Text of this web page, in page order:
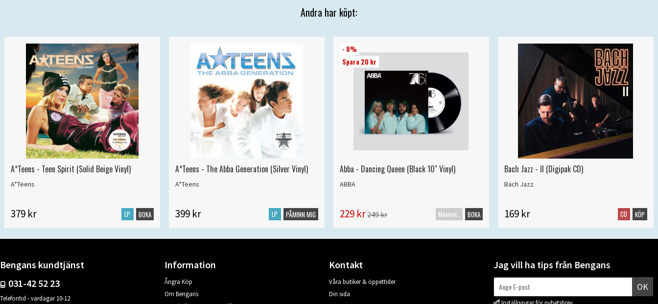
Andra har köpt:
A*Teens - Teen Spirit (Solid Beige Vinyl)
A*Teens
379 kr LP BOKA
A*Teens - The Abba Generation (Silver Vinyl)
A*Teens
399 kr LP PÅMINN MIG
- 8%
Spara 20 kr
Abba - Dancing Queen (Black 10" Vinyl)
ABBA
229 kr249 kr Maxisingel BOKA
Bach Jazz - II (Digipak CD)
Bach Jazz
169 kr CD KÖP
Bengans kundtjänst
031-42 52 23
Telefontid - vardagar 10-12
Information
Ångra Köp
Om Bengans
Kontakt
Våra butiker & öppettider
Din sida
Jag vill ha tips från Bengans
OK